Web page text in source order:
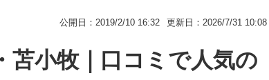
公開日：2019/2/10 16:32 更新日：2026/7/31 10:08
苫小牧｜口コミで人気の